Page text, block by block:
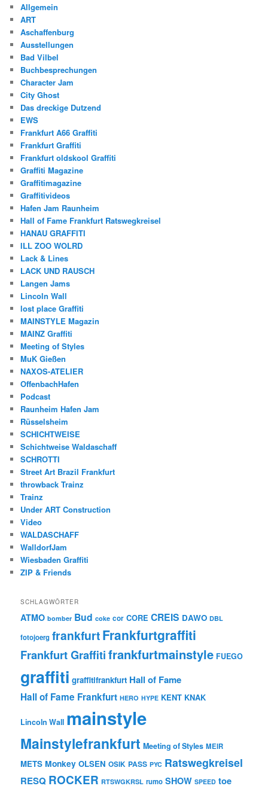
Allgemein
ART
Aschaffenburg
Ausstellungen
Bad Vilbel
Buchbesprechungen
Character Jam
City Ghost
Das dreckige Dutzend
EWS
Frankfurt A66 Graffiti
Frankfurt Graffiti
Frankfurt oldskool Graffiti
Graffiti Magazine
Graffitimagazine
Graffitivideos
Hafen Jam Raunheim
Hall of Fame Frankfurt Ratswegkreisel
HANAU GRAFFITI
ILL ZOO WOLRD
Lack & Lines
LACK UND RAUSCH
Langen Jams
Lincoln Wall
lost place Graffiti
MAINSTYLE Magazin
MAINZ Graffiti
Meeting of Styles
MuK Gießen
NAXOS-ATELIER
OffenbachHafen
Podcast
Raunheim Hafen Jam
Rüsselsheim
SCHICHTWEISE
Schichtweise Waldaschaff
SCHROTTI
Street Art Brazil Frankfurt
throwback Trainz
Trainz
Under ART Construction
Video
WALDASCHAFF
WalldorfJam
Wiesbaden Graffiti
ZIP & Friends
SCHLAGWÖRTER
ATMO bomber Bud coke cor CORE CREIS DAWO DBL
fotojoerg frankfurtFrankfurtgraffiti
Frankfurt Graffitifrankfurtmainstyle FUEGO
graffiti graffitifrankfurt Hall of Fame
Hall of Fame Frankfurt HERO HYPE KENT KNAK
Lincoln Wall mainstyle
Mainstylefrankfurt Meeting of Styles MEIR
METS Monkey OLSEN OSIK PASS PYC Ratswegkreisel
RESQ ROCKER RTSWGKRSL rumo SHOW SPEED toe